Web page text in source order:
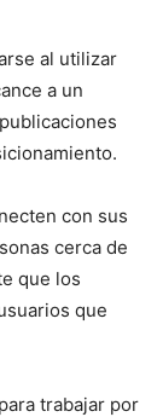
al utilizar
a un
con sus
cerca de
que los
que
trabajar por